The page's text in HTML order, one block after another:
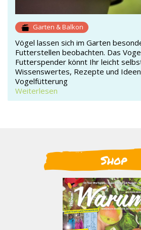
Garten & Balkon
Vögel lassen sich im Garten
Futterstellen beobachten. Das
Futterspender könnt Ihr leicht
Wissenswertes, Rezepte und
Vogelfütterung
Weiterlesen
Shop